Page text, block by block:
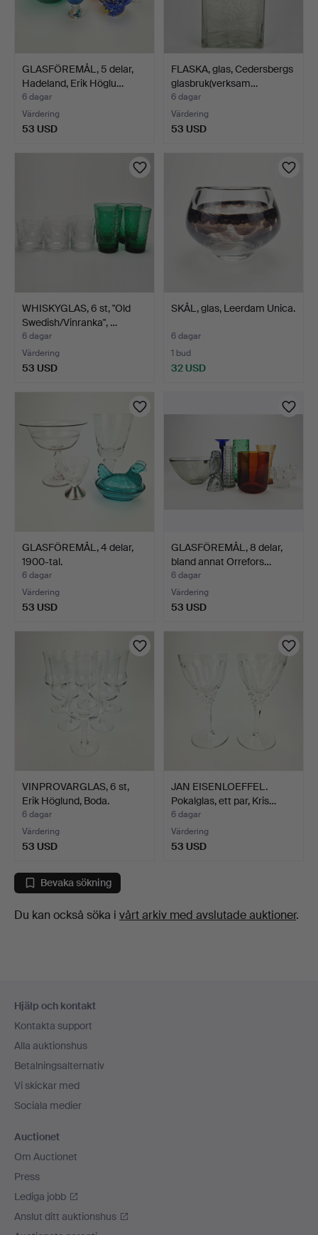
GLASFÖREMÅL, 5 delar,
Hadeland, Erik Höglu…
6 dagar
Värdering
53 USD
FLASKA, glas, Cedersbergs
glasbruk(verksam…
6 dagar
Värdering
53 USD
WHISKYGLAS, 6 st, "Old
Swedish/Vinranka", …
6 dagar
Värdering
53 USD
SKÅL, glas, Leerdam Unica.
6 dagar
1 bud
32 USD
GLASFÖREMÅL, 4 delar,
1900-tal.
6 dagar
Värdering
53 USD
GLASFÖREMÅL, 8 delar,
bland annat Orrefors…
6 dagar
Värdering
53 USD
VINPROVARGLAS, 6 st,
Erik Höglund, Boda.
6 dagar
Värdering
53 USD
JAN EISENLOEFFEL.
Pokalglas, ett par, Kris…
6 dagar
Värdering
53 USD
Bevaka sökning
Du kan också söka i vårt arkiv med avslutade auktioner.
Hjälp och kontakt
Kontakta support
Alla auktionshus
Betalningsalternativ
Vi skickar med
Sociala medier
Auctionet
Om Auctionet
Press
Lediga jobb
Anslut ditt auktionshus